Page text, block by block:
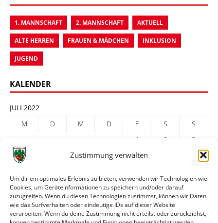
Zustimmung verwalten
Um dir ein optimales Erlebnis zu bieten, verwenden wir Technologien wie
Cookies, um Geräteinformationen zu speichern und/oder darauf
zuzugreifen. Wenn du diesen Technologien zustimmst, können wir Daten
wie das Surfverhalten oder eindeutige IDs auf dieser Website
verarbeiten. Wenn du deine Zustimmung nicht erteilst oder zurückziehst,
1. MANNSCHAFT 2. MANNSCHAFT AKTUELL
ALTE HERREN FRAUEN & MÄDCHEN INKLUSION
JUGEND
KALENDER
JULI 2022
M
D M D F S
S
1
2
3
4
6 7 8
18
19 20 21 22 23
25
26 27 28 29 30
« Juni
Aug. »